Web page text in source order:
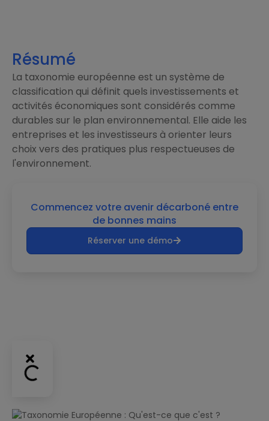
Résumé
La taxonomie européenne est un système de
classification qui définit quels investissements et
activités économiques sont considérés comme
durables sur le plan environnemental. Elle aide les
entreprises et les investisseurs à orienter leurs
choix vers des pratiques plus respectueuses de
l'environnement.
Commencez votre avenir décarboné entre
de bonnes mains
Réserver une démo